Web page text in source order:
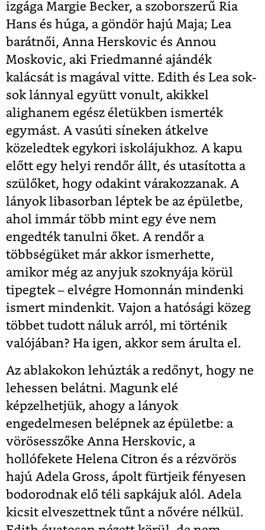
izgága Margie Becker, a szoborszerű Ria
Hans és húga, a göndör hajú Maja; Lea
barátnői, Anna Herskovic és Annou
Moskovic, aki Friedmanné ajándék
kalácsát is magával vitte. Edith és Lea sok-
sok lánnyal együtt vonult, akikkel
alighanem egész életükben ismerték
egymást. A vasúti síneken átkelve
közeledtek egykori iskolájukhoz. A kapu
előtt egy helyi rendőr állt, és utasította a
szülőket, hogy odakint várakozzanak. A
lányok libasorban léptek be az épületbe,
ahol immár több mint egy éve nem
engedték tanulni őket. A rendőr a
többségüket már akkor ismerhette,
amikor még az anyjuk szoknyája körül
tipegtek – elvégre Homonnán mindenki
ismert mindenkit. Vajon a hatósági közeg
többet tudott náluk arról, mi történik
valójában? Ha igen, akkor sem árulta el.
Az ablakokon lehúzták a redőnyt, hogy ne
lehessen belátni. Magunk elé
képzelhetjük, ahogy a lányok
engedelmesen belépnek az épületbe: a
vörösesszőke Anna Herskovic, a
hollófekete Helena Citron és a rézvörös
hajú Adela Gross, ápolt fürtjeik fényesen
bodorodnak elő téli sapkájuk alól. Adela
kicsit elveszettnek tűnt a nővére nélkül.